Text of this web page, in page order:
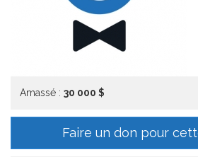
Amassé :30 000 $
Faire un don pour